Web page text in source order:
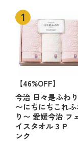
【46%OFF】
今治 日々是ふわり
〜にちにちこれふ
り〜 愛媛今治 フ
イスタオル３Ｐ
ンク